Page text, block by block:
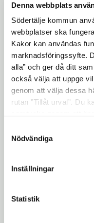
Denna webbplats
Södertälje kommun
webbplatser ska
Kakor kan användas
marknadsföringssyfte.
alla” och ger då ditt
också välja att uppge
genom att välja dessa
rutan ”Tillåt urval”. Du
"Visa detaljer" kan du
hur vi och våra
Nödvändiga
Inställningar
Statistik
bredda
Telge, berättar
verksamhetschef
Från att ha
för två år sedan,
utbildningsformer
serviceinriktat
vuxna invånare.
Campus Telge
chanserna till ett
kan leda till ett
levnadsvillkor för